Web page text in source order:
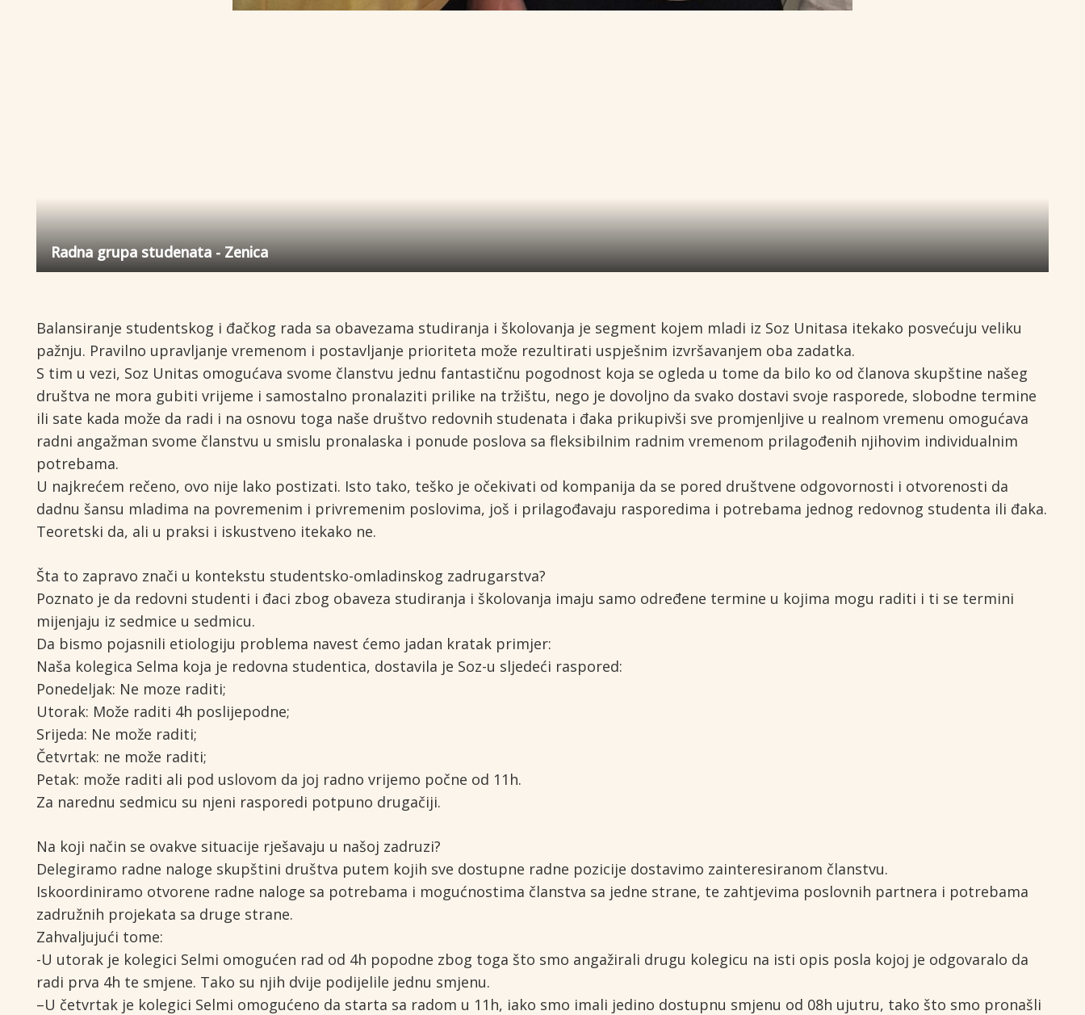
Radna grupa studenata - Zenica
Balansiranje studentskog i đačkog rada sa obavezama studiranja i školovanja je segment kojem mladi iz Soz Unitasa itekako posvećuju veliku
pažnju. Pravilno upravljanje vremenom i postavljanje prioriteta može rezultirati uspješnim izvršavanjem oba zadatka.
S tim u vezi, Soz Unitas omogućava svome članstvu jednu fantastičnu pogodnost koja se ogleda u tome da bilo ko od članova skupštine našeg
društva ne mora gubiti vrijeme i samostalno pronalaziti prilike na tržištu, nego je dovoljno da svako dostavi svoje rasporede, slobodne termine
ili sate kada može da radi i na osnovu toga naše društvo redovnih studenata i đaka prikupivši sve promjenljive u realnom vremenu omogućava
radni angažman svome članstvu u smislu pronalaska i ponude poslova sa fleksibilnim radnim vremenom prilagođenih njihovim individualnim
potrebama.
U najkrećem rečeno, ovo nije lako postizati. Isto tako, teško je očekivati od kompanija da se pored društvene odgovornosti i otvorenosti da
dadnu šansu mladima na povremenim i privremenim poslovima, još i prilagođavaju rasporedima i potrebama jednog redovnog studenta ili đaka.
Teoretski da, ali u praksi i iskustveno itekako ne.
Šta to zapravo znači u kontekstu studentsko-omladinskog zadrugarstva?
Poznato je da redovni studenti i đaci zbog obaveza studiranja i školovanja imaju samo određene termine u kojima mogu raditi i ti se termini
mijenjaju iz sedmice u sedmicu.
Da bismo pojasnili etiologiju problema navest ćemo jadan kratak primjer:
Naša kolegica Selma koja je redovna studentica, dostavila je Soz-u sljedeći raspored:
Ponedeljak: Ne moze raditi;
Utorak: Može raditi 4h poslijepodne;
Srijeda: Ne može raditi;
Četvrtak: ne može raditi;
Petak: može raditi ali pod uslovom da joj radno vrijemo počne od 11h.
Za narednu sedmicu su njeni rasporedi potpuno drugačiji.
Na koji način se ovakve situacije rješavaju u našoj zadruzi?
Delegiramo radne naloge skupštini društva putem kojih sve dostupne radne pozicije dostavimo zainteresiranom članstvu.
Iskoordiniramo otvorene radne naloge sa potrebama i mogućnostima članstva sa jedne strane, te zahtjevima poslovnih partnera i potrebama
zadružnih projekata sa druge strane.
Zahvaljujući tome:
-U utorak je kolegici Selmi omogućen rad od 4h popodne zbog toga što smo angažirali drugu kolegicu na isti opis posla kojoj je odgovaralo da
radi prva 4h te smjene. Tako su njih dvije podijelile jednu smjenu.
–U četvrtak je kolegici Selmi omogućeno da starta sa radom u 11h, iako smo imali jedino dostupnu smjenu od 08h ujutru, tako što smo pronašli